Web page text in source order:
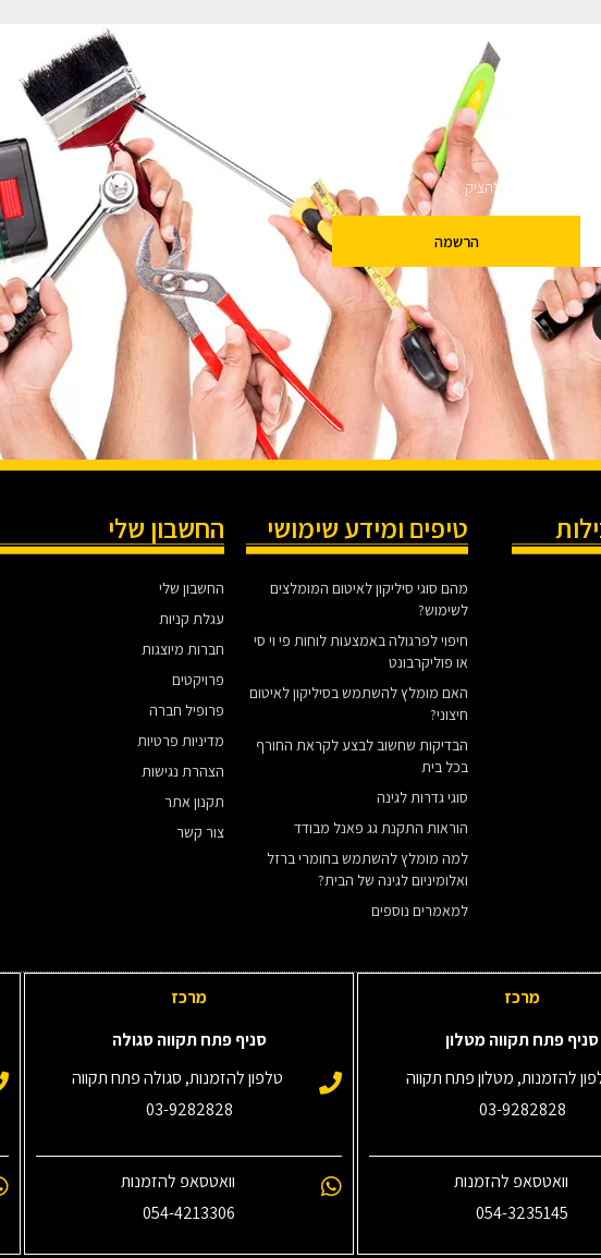
מבטיחים לא להציק.
הרשמה
טיפים ומידע שימושי
מהם סוגי סיליקון לאיטום המומלצים
לשימוש?
חיפוי לפרגולה באמצעות לוחות פי וי סי
או פוליקרבונט
האם מומלץ להשתמש בסיליקון לאיטום
חיצוני?
הבדיקות שחשוב לבצע לקראת החורף
בכל בית
סוגי גדרות לגינה
הוראות התקנת גג פאנל מבודד
למה מומלץ להשתמש בחומרי ברזל
ואלומיניום לגינה של הבית?
למאמרים נוספים
החשבון שלי
החשבון שלי
עגלת קניות
חברות מיוצגות
פרויקטים
פרופיל חברה
מדיניות פרטיות
הצהרת נגישות
תקנון אתר
צור קשר
מרכז
סניף פתח תקווה מטלון
להזמנות, מטלון פתח תקווה
03-9282828
וואטסאפ להזמנות
054-3235145‎
מרכז
סניף פתח תקווה סגולה
טלפון להזמנות, סגולה פתח תקווה
03-9282828
וואטסאפ להזמנות
054-4213306